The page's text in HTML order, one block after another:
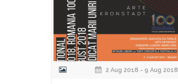
2 Aug 2018 - 9 Aug 2018